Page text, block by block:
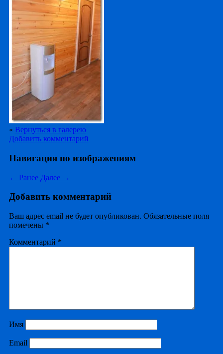
« Вернуться в галерею
Добавить комментарий
Навигация по изображениям
← Ранее Далее →
Добавить комментарий
Ваш адрес email не будет опубликован. Обязательные поля
помечены *
Комментарий *
Имя
Email